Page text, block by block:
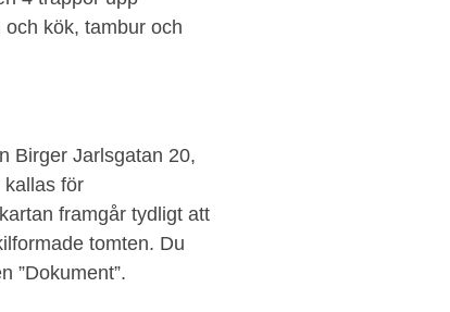
kök, tambur och
Birger Jarlsgatan 20,
kallas för
framgår tydligt att
tomten. Du
”Dokument”.